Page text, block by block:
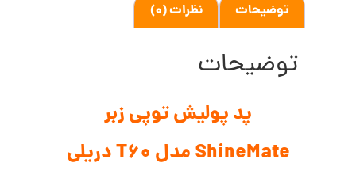
توضیحات نظرات (0)
توضیحات
پد پولیش توپی زبر
ShineMate مدل T60 دریلی